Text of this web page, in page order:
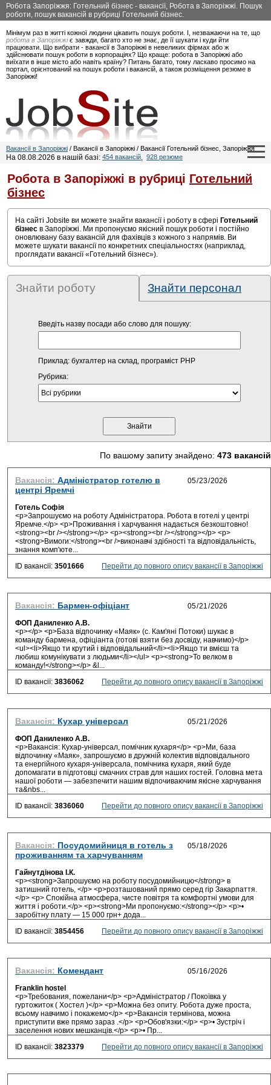
Робота Запоріжжя: Готельний бізнес - вакансії, Робота в Запоріжжі. Пошук
роботи, пошук вакансій в рубриці Готельний бізнес.
Мінімум раз в житті кожної людини цікавить пошук роботи. І, незважаючи на те, що
робота в Запоріжжіє завжди, багато хто не знає, де її шукати і куди йти
працювати. Що вибрати - вакансії в Запоріжжі в невеликих фірмах або ж
здійснювати пошук роботи в корпораціях? Що краще: робота в Запоріжжі або
виїхати в інше місто або навіть країну? Питань багато, тому ласкаво просимо на
портал, орієнтований на пошук роботи і вакансій, а також розміщення резюме в
Запоріжжі!
Вакансії в Запоріжжі / Вакансії в Запоріжжі / Вакансії Готельний бізнес, Запоріжжя
На 08.08.2026 в нашій базі: 454 вакансій, 928 резюме
Робота в Запоріжжі в рубриці Готельний
бізнес
На сайті Jobsite ви можете знайти вакансії і роботу в сфері Готельний
бізнес в Запоріжжі. Ми пропонуємо якісний пошук роботи і постійно
оновлювану базу вакансій для фахівців з кожного з напрямів. Ви
можете шукати вакансії по конкретних спеціальностях (наприклад,
проглядати вакансії «Готельний бізнес»).
Знайти роботу Знайти персонал
Введіть назву посади або слово для пошуку:
Приклад: бухгалтер на склад, програміст PHP
Рубрика:
По вашому запиту знайдено: 473 вакансій
Вакансія: Адміністратор готелю в
центрі Яремчі
Готель Софія
<p>Запрошуємо на роботу Адміністратора. Робота в готелі у центрі
Яремче.</p> <p>Проживання і харчування надається безкоштовно!
<strong><br /></strong></p> <p><strong><br /></strong></p> <p>
<strong>Вимоги:</strong><br />виконавчі здібності та відповідальність,
знання комп'юте...
ID вакансії: 3501666 Перейти до повного опису вакансії в Запоріжжі
Вакансія: Бармен-офіціант
ФОП Даниленко А.В.
<p></p> <p>База відпочинку «Маяк» (с. Кам'яні Потоки) шукає в
команду бармена, офіціанта (готові взяти без досвіду, навчимо)</p>
<ul><li>Якщо ти крутий і відповідальний</li><li>Якщо ти вмієш та
любиш комунікувати з людьми</li></ul> <p><strong>То велком в
команду!</strong></p> &l...
ID вакансії: 3836062 Перейти до повного опису вакансії в Запоріжжі
Вакансія: Кухар універсал
ФОП Даниленко А.В.
<p>Вакансія: Кухар-універсал, помічник кухаря</p> <p>Ми, база
відпочинку «Маяк», запрошуємо в дружній колектив відповідального
та енергійного кухаря-універсала, помічника кухаря, який буде
допомагати в підготовці смачних страв для наших гостей. Головна мета
нашої роботи — забезпечити нашим відпочиваючим якісне харчування
та&nbs...
ID вакансії: 3836060 Перейти до повного опису вакансії в Запоріжжі
Вакансія: Посудомийниця в готель з
проживанням та харчуванням
Гайнутдінова І.К.
<p><strong>Запрошуємо на роботу посудомийницю</strong> в
затишний готель, </p> <p>розташований прямо серед гір Закарпаття.
</p> <p> Спокійна атмосфера, чисте повітря та комфортні умови для
життя і роботи.</p> <p><strong>Ми пропонуємо:</strong></p> <p>•
заробітну плату — 15 000 грн+ дода...
ID вакансії: 3854456 Перейти до повного опису вакансії в Запоріжжі
Вакансія: Комендант
Franklin hostel
<p>Требования, пожелани</p> <p>Адміністратор / Покоївка у
гуртожиток ( Хостел )</p> <p>Можна без опиту. Робота дуже проста,
всьому навчимо і покажемо</p> <p>Вакансія термінова, можна
приступити вже прямо зараз .</p> <p>Обов'язки:</p> <p>• Зустріч і
заселення нових мешканців.</p> <p>• Пр...
ID вакансії: 3823379 Перейти до повного опису вакансії в Запоріжжі